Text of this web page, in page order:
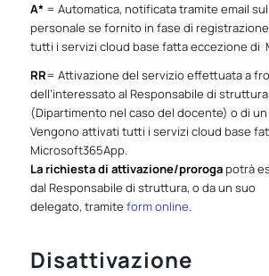
A*= Automatica, notificata tramite email
personale se fornito in fase di
tutti i servizi cloud base fatta eccezione di
RR= Attivazione del servizio effettuata a
dell’interessato al Responsabile di struttura
(Dipartimento nel caso del docente) o di
Vengono attivati tutti i servizi cloud base
Microsoft365App.
La richiesta di attivazione/prorogapotrà
dal Responsabile di struttura, o da un suo
delegato, tramite form online.
Disattivazione